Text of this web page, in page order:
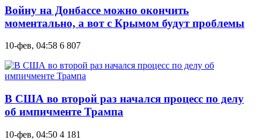
Войну на Донбассе можно окончить
моментально, а вот с Крымом будут проблемы
10-фев, 04:58 6 807
В США во второй раз начался процесс по делу
об импичменте Трампа
10-фев, 04:50 4 181